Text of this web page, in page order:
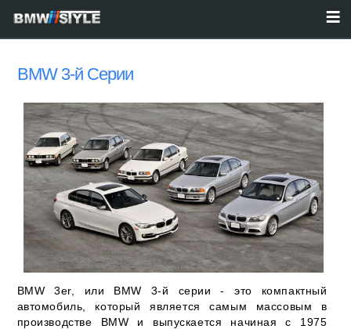
BMW 3-й Серии
BMW 3er, или BMW 3-й серии - это компактный
автомобиль, который является самым массовым в
производстве BMW и выпускается начиная с 1975